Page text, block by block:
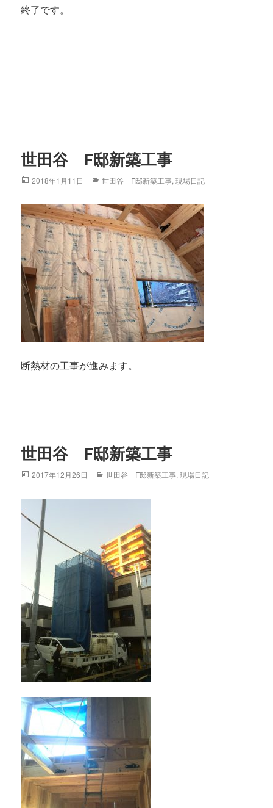
終了です。
世田谷 F邸新築工事
Posted
2018年1月11日 Categories
世田谷 F邸新築工事,現場日記
断熱材の工事が進みます。
世田谷 F邸新築工事
Posted
2017年12月26日 Categories
世田谷 F邸新築工事,現場日記